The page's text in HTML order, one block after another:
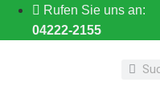
Rufen Sie uns an:
04222-2155